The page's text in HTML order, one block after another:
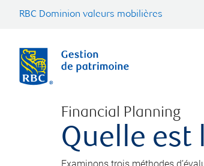
RBC Dominion valeurs mobilières
Financial Planning
Quelle est